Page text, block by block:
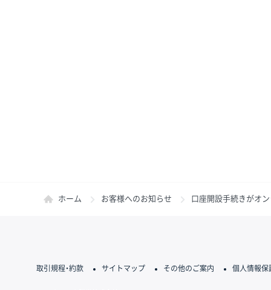
ホーム お客様へのお知らせ 口座開設手続きがオ
取引規程・約款 サイトマップ その他のご案内 個人情報保